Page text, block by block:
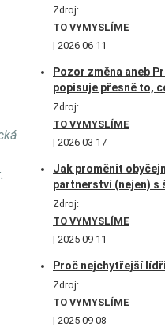
Zdroj:
TO VYMYSLÍME
2026-06-11
Pozor změna aneb
popisuje přesně to,
Zdroj:
TO VYMYSLÍME
2026-03-17
Jak proměnit
partnerství (nejen) s
Zdroj:
TO VYMYSLÍME
2025-09-11
Proč nejchytřejší
Zdroj:
TO VYMYSLÍME
2025-09-08